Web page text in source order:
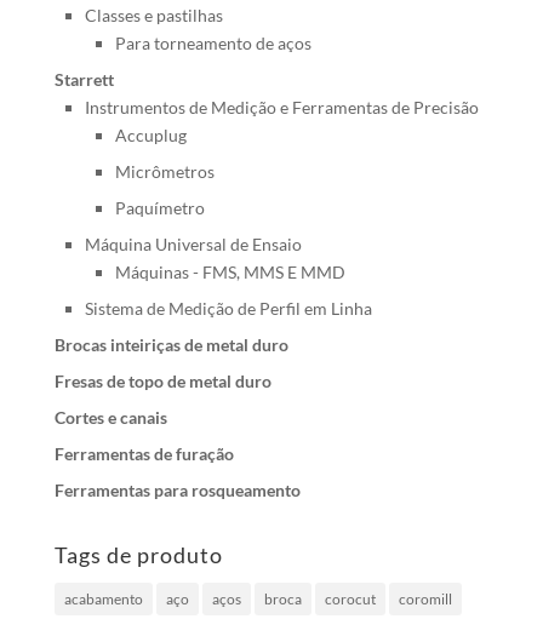
Classes e pastilhas
Para torneamento de aços
Starrett
Instrumentos de Medição e Ferramentas de Precisão
Accuplug
Micrômetros
Paquímetro
Máquina Universal de Ensaio
Máquinas - FMS, MMS E MMD
Sistema de Medição de Perfil em Linha
Brocas inteiriças de metal duro
Fresas de topo de metal duro
Cortes e canais
Ferramentas de furação
Ferramentas para rosqueamento
Tags de produto
acabamento aço aços broca corocut coromill